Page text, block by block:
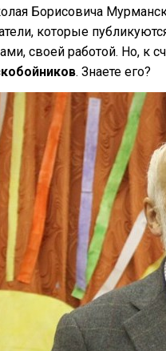
Борисовича
которые
своей работой. Но, к
. Знаете его?